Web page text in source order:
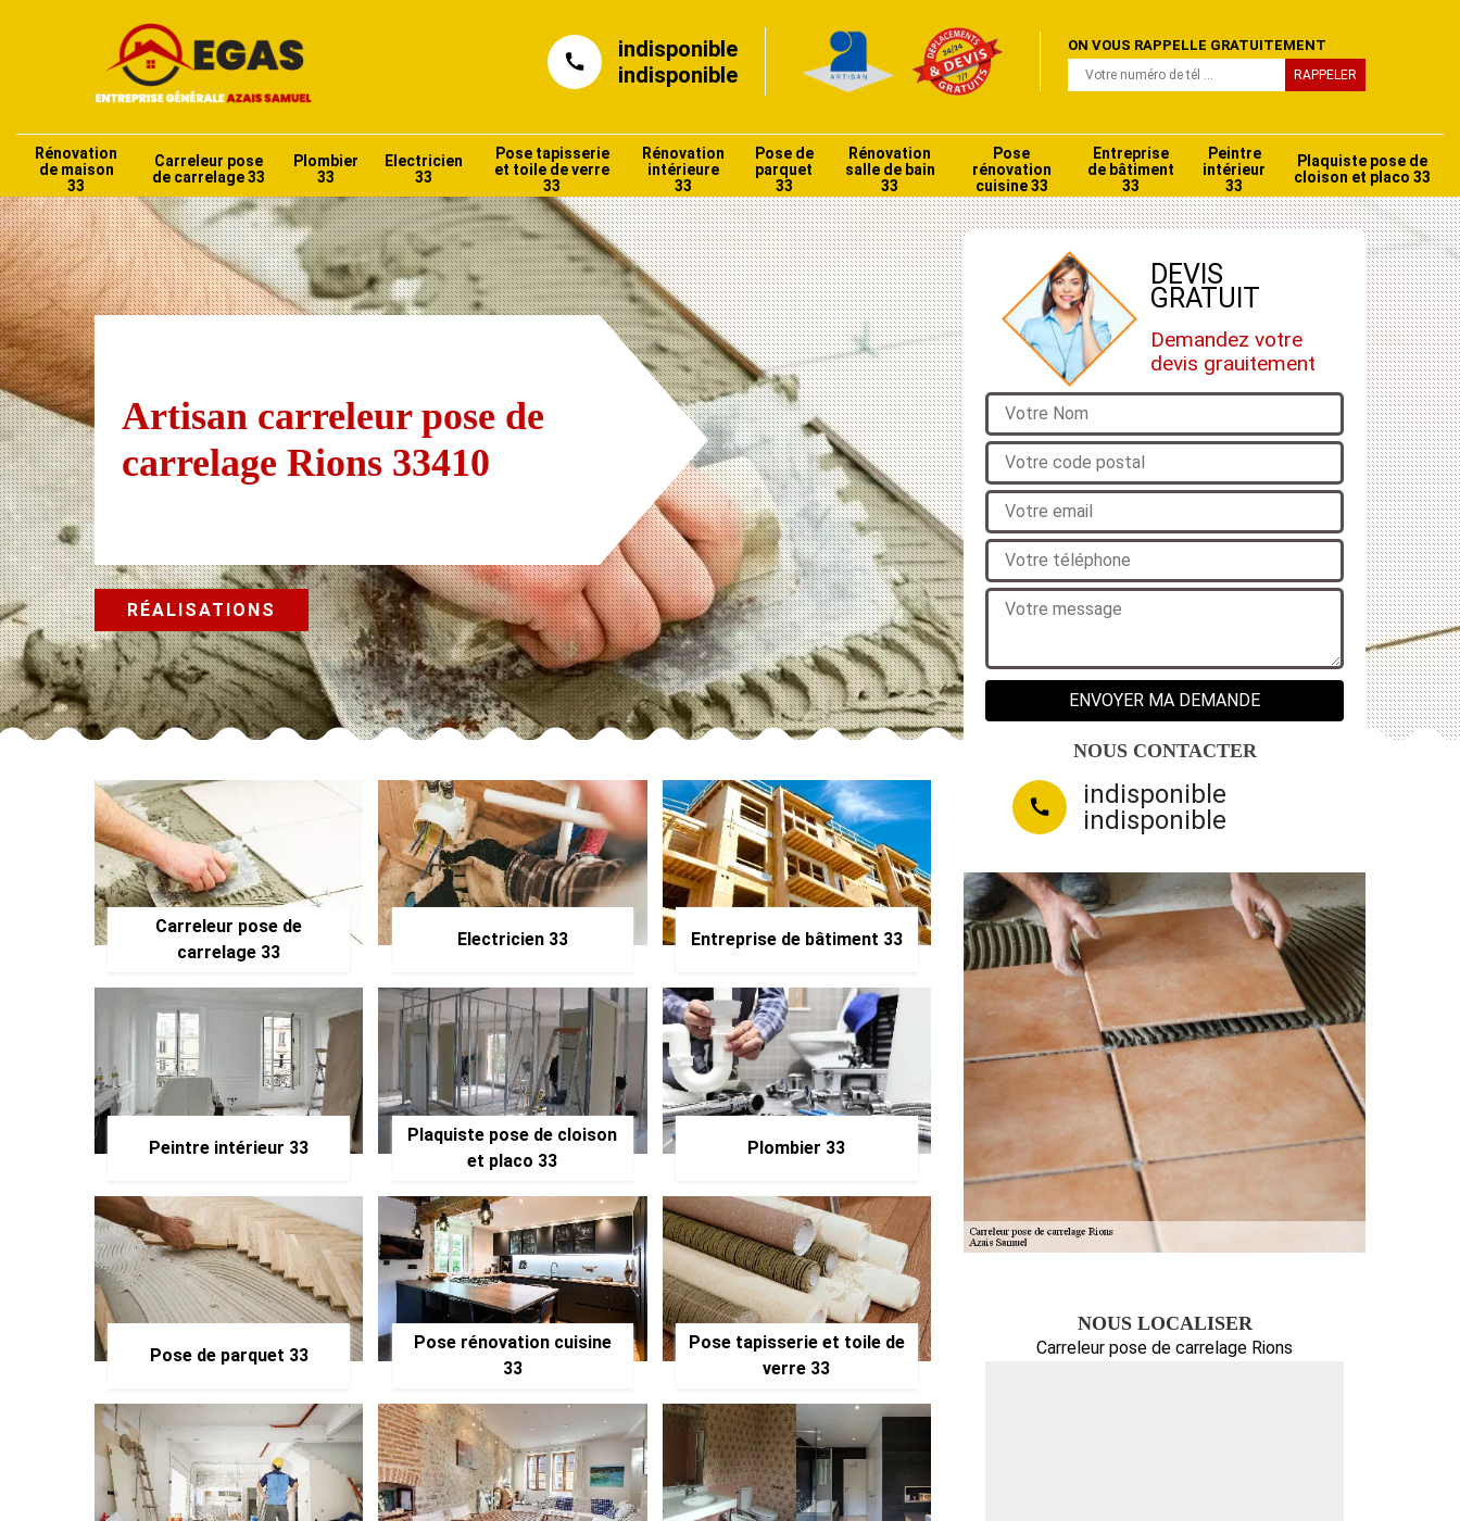
indisponible
indisponible
ON VOUS RAPPELLE GRATUITEMENT
Rénovation
de maison
33
Carreleur pose
de carrelage 33
Plombier
33
Electricien
33
Pose tapisserie
et toile de verre
33
Rénovation
intérieure
33
Pose de
parquet
33
Rénovation
salle de bain
33
Pose
rénovation
cuisine 33
Entreprise
de bâtiment
33
Peintre
intérieur
33
Plaquiste pose de
cloison et placo 33
Artisan carreleur pose de
carrelage Rions 33410
RÉALISATIONS
Carreleur pose de
carrelage 33
Electricien 33 Entreprise de bâtiment 33
Peintre intérieur 33
Plaquiste pose de cloison
et placo 33
Plombier 33
Pose de parquet 33
Pose rénovation cuisine
33
Pose tapisserie et toile de
verre 33
DEVIS
GRATUIT
Demandez votre
devis grauitement
NOUS CONTACTER
indisponible
indisponible
NOUS LOCALISER
Carreleur pose de carrelage Rions